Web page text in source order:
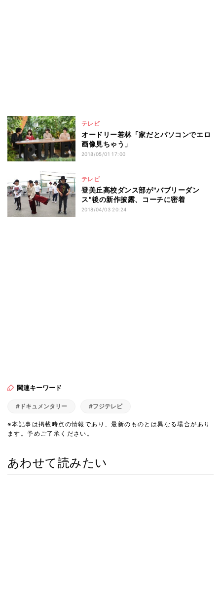
テレビ
オードリー若林「家だとパソコンでエロ
画像見ちゃう」
2018/05/01 17:00
テレビ
登美丘高校ダンス部が"バブリーダン
ス"後の新作披露、コーチに密着
2018/04/03 20:24
関連キーワード
#ドキュメンタリー #フジテレビ
※本記事は掲載時点の情報であり、最新のものとは異なる場合があり
ます。予めご了承ください。
あわせて読みたい